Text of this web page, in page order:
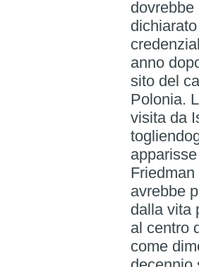
dovrebbe
anno
sito del
Polonia.
visita da
avrebbe
dalla vita
al centro
come